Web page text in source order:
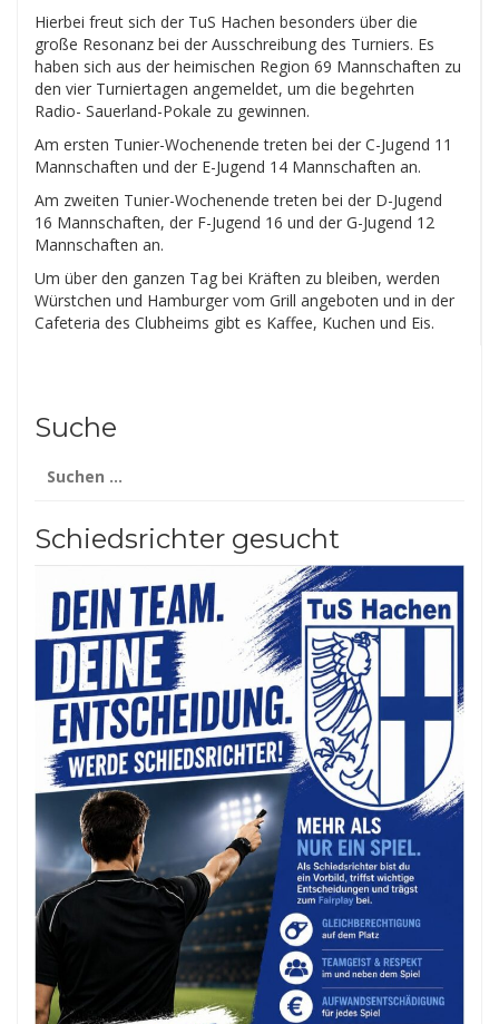
Hierbei freut sich der TuS Hachen besonders über die
große Resonanz bei der Ausschreibung des Turniers. Es
haben sich aus der heimischen Region 69 Mannschaften zu
den vier Turniertagen angemeldet, um die begehrten
Radio- Sauerland-Pokale zu gewinnen.
Am ersten Tunier-Wochenende treten bei der C-Jugend 11
Mannschaften und der E-Jugend 14 Mannschaften an.
Am zweiten Tunier-Wochenende treten bei der D-Jugend
16 Mannschaften, der F-Jugend 16 und der G-Jugend 12
Mannschaften an.
Um über den ganzen Tag bei Kräften zu bleiben, werden
Würstchen und Hamburger vom Grill angeboten und in der
Cafeteria des Clubheims gibt es Kaffee, Kuchen und Eis.
Suche
nach:
Schiedsrichter gesucht